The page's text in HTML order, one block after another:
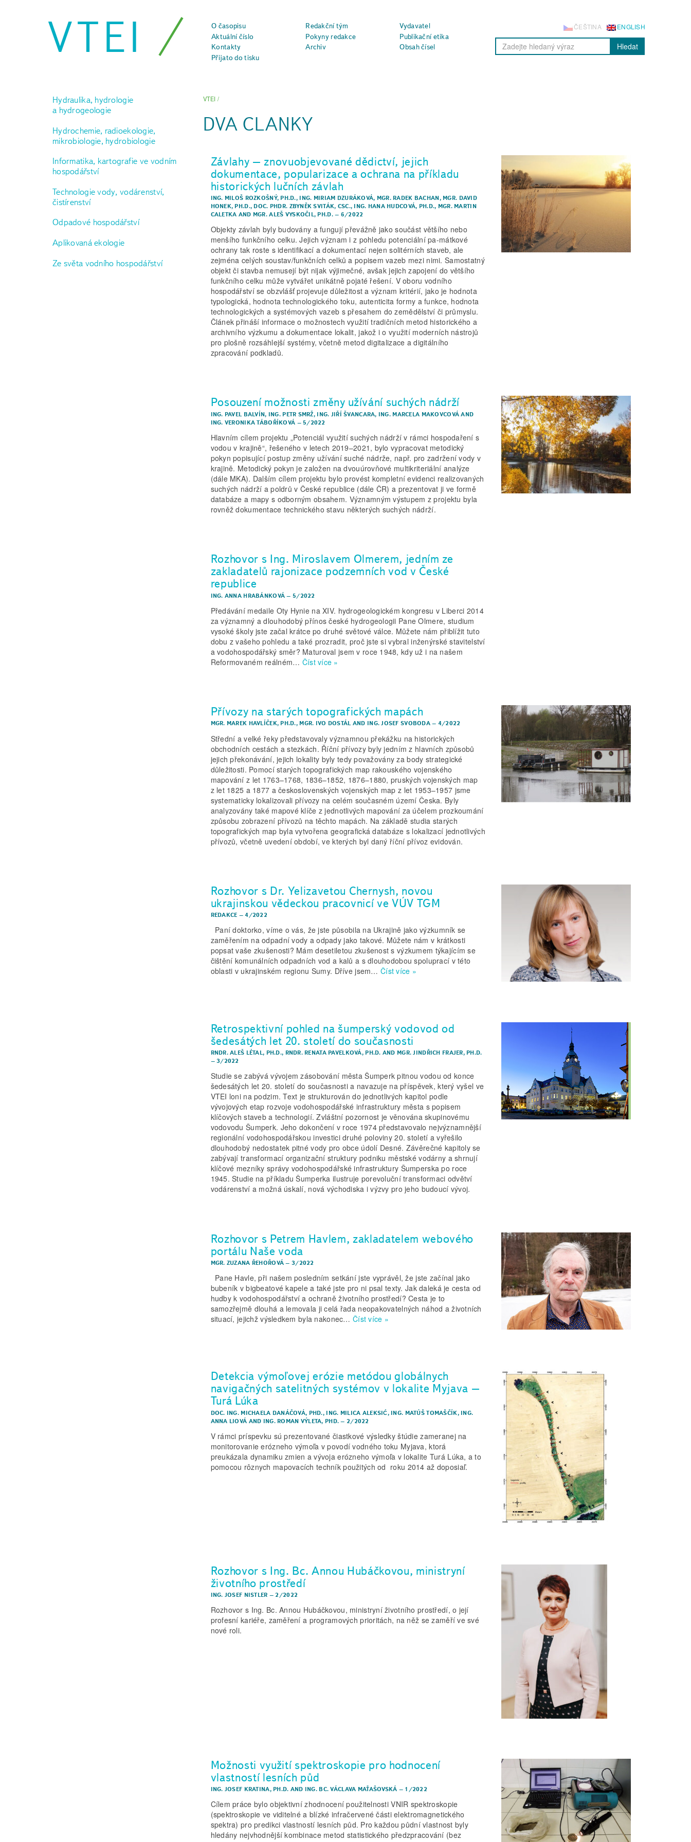
VTEI O časopisu Redakční tým
Vydavatel
Aktuální číslo
Pokyny redakce
Publikační etika
Kontakty
Archiv
Obsah čísel
Přijato do tisku
ENGLISH
ČEŠTINA
Hledat
Hydraulika, hydrologie
a hydrogeologie
Hydrochemie, radioekologie,
mikrobiologie, hydrobiologie
Informatika, kartografie ve vodním
hospodářství
Technologie vody, vodárenství,
čistírenství
Odpadové hospodářství
Aplikovaná ekologie
Ze světa vodního hospodářství
VTEI /
DVA CLANKY
Závlahy – znovuobjevované dědictví, jejich
dokumentace, popularizace a ochrana na příkladu
historických lučních závlah
ING. MILOŠ ROZKOŠNÝ, PH.D., ING. MIRIAM DZURÁKOVÁ, MGR. RADEK BACHAN, MGR. DAVID
HONEK, PH.D., DOC. PHDR. ZBYNĚK SVITÁK, CSC., ING. HANA HUDCOVÁ, PH.D., MGR. MARTIN
CALETKA AND MGR. ALEŠ VYSKOČIL, PH.D.– 6/2022
Objekty závlah byly budovány a fungují převážně jako součást většího nebo
menšího funkčního celku. Jejich význam i z pohledu potenciální pa-mátkové
ochrany tak roste s identifikací a dokumentací nejen solitérních staveb, ale
zejména celých soustav/funkčních celků a popisem vazeb mezi nimi. Samostatný
objekt či stavba nemusejí být nijak výjimečné, avšak jejich zapojení do většího
funkčního celku může vytvářet unikátně pojaté řešení. V oboru vodního
hospodářství se obzvlášť projevuje důležitost a význam kritérií, jako je hodnota
typologická, hodnota technologického toku, autenticita formy a funkce, hodnota
technologických a systémových vazeb s přesahem do zemědělství či průmyslu.
Článek přináší informace o možnostech využití tradičních metod historického a
archivního výzkumu a dokumentace lokalit, jakož i o využití moderních nástrojů
pro plošně rozsáhlejší systémy, včetně metod digitalizace a digitálního
zpracování podkladů.
Posouzení možnosti změny užívání suchých nádrží
ING. PAVEL BALVÍN, ING. PETR SMRŽ, ING. JIŘÍ ŠVANCARA, ING. MARCELA MAKOVCOVÁ AND
ING. VERONIKA TÁBOŘÍKOVÁ –5/2022
Hlavním cílem projektu „Potenciál využití suchých nádrží v rámci hospodaření s
vodou v krajině“, řešeného v letech 2019–2021, bylo vypracovat metodický
pokyn popisující postup změny užívání suché nádrže, např. pro zadržení vody v
krajině. Metodický pokyn je založen na dvouúrovňové multikriteriální analýze
(dále MKA). Dalším cílem projektu bylo provést kompletní evidenci realizovaných
suchých nádrží a poldrů v České republice (dále ČR) a prezentovat ji ve formě
databáze a mapy s odborným obsahem. Významným výstupem z projektu byla
rovněž dokumentace technického stavu některých suchých nádrží.
Rozhovor s Ing. Miroslavem Olmerem, jedním ze
zakladatelů rajonizace podzemních vod v České
republice
ING. ANNA HRABÁNKOVÁ – 5/2022
Předávání medaile Oty Hynie na XIV. hydrogeologickém kongresu v Liberci 2014
za významný a dlouhodobý přínos české hydrogeologii Pane Olmere, studium
vysoké školy jste začal krátce po druhé světové válce. Můžete nám přiblížit tuto
dobu z vašeho pohledu a také prozradit, proč jste si vybral inženýrské stavitelství
a vodohospodářský směr? Maturoval jsem v roce 1948, kdy už i na našem
Reformovaném reálném… Číst více »
Přívozy na starých topografických mapách
MGR. MAREK HAVLÍČEK, PH.D., MGR. IVO DOSTÁL AND ING. JOSEF SVOBODA – 4/2022
Střední a velké řeky představovaly významnou překážku na historických
obchodních cestách a stezkách. Říční přívozy byly jedním z hlavních způsobů
jejich překonávání, jejich lokality byly tedy považovány za body strategické
důležitosti. Pomocí starých topografických map rakouského vojenského
mapování z let 1763–1768, 1836–1852, 1876–1880, pruských vojenských map
z let 1825 a 1877 a československých vojenských map z let 1953–1957 jsme
systematicky lokalizovali přívozy na celém současném území Česka. Byly
analyzovány také mapové klíče z jednotlivých mapování za účelem prozkoumání
způsobu zobrazení přívozů na těchto mapách. Na základě studia starých
topografických map byla vytvořena geografická databáze s lokalizací jednotlivých
přívozů, včetně uvedení období, ve kterých byl daný říční přívoz evidován.
Rozhovor s Dr. Yelizavetou Chernysh, novou
ukrajinskou vědeckou pracovnicí ve VÚV TGM
REDAKCE –4/2022
Paní doktorko, víme o vás, že jste působila na Ukrajině jako výzkumník se
zaměřením na odpadní vody a odpady jako takové. Můžete nám v krátkosti
popsat vaše zkušenosti? Mám desetiletou zkušenost s výzkumem týkajícím se
čištění komunálních odpadních vod a kalů a s dlouhodobou spoluprací v této
oblasti v ukrajinském regionu Sumy. Dříve jsem… Číst více »
Retrospektivní pohled na šumperský vodovod od
šedesátých let 20. století do současnosti
RNDR. ALEŠ LÉTAL, PH.D., RNDR. RENATA PAVELKOVÁ, PH.D. AND MGR. JINDŘICH FRAJER, PH.D.
–3/2022
Studie se zabývá vývojem zásobování města Šumperk pitnou vodou od konce
šedesátých let 20. století do současnosti a navazuje na příspěvek, který vyšel ve
VTEI loni na podzim. Text je strukturován do jednotlivých kapitol podle
vývojových etap rozvoje vodohospodářské infrastruktury města s popisem
klíčových staveb a technologií. Zvláštní pozornost je věnována skupinovému
vodovodu Šumperk. Jeho dokončení v roce 1974 představovalo nejvýznamnější
regionální vodohospodářskou investici druhé poloviny 20. století a vyřešilo
dlouhodobý nedostatek pitné vody pro obce údolí Desné. Závěrečné kapitoly se
zabývají transformací organizační struktury podniku městské vodárny a shrnují
klíčové mezníky správy vodohospodářské infrastruktury Šumperska po roce
1945. Studie na příkladu Šumperka ilustruje porevoluční transformaci odvětví
vodárenství a možná úskalí, nová východiska i výzvy pro jeho budoucí vývoj.
Rozhovor s Petrem Havlem, zakladatelem webového
portálu Naše voda
MGR. ZUZANA ŘEHOŘOVÁ – 3/2022
Pane Havle, při našem posledním setkání jste vyprávěl, že jste začínal jako
bubeník v bigbeatové kapele a také jste pro ni psal texty. Jak daleká je cesta od
hudby k vodohospodářství a ochraně životního prostředí? Cesta je to
samozřejmě dlouhá a lemovala ji celá řada neopakovatelných náhod a životních
situací, jejichž výsledkem byla nakonec… Číst více »
Detekcia výmoľovej erózie metódou globálnych
navigačných satelitných systémov v lokalite Myjava –
Turá Lúka
DOC. ING. MICHAELA DANÁČOVÁ, PHD., ING. MILICA ALEKSIĆ, ING. MATÚŠ TOMAŠČÍK, ING.
ANNA LIOVÁ AND ING. ROMAN VÝLETA, PHD. –2/2022
V rámci príspevku sú prezentované čiastkové výsledky štúdie zameranej na
monitorovanie erózneho výmoľa v povodí vodného toku Myjava, ktorá
preukázala dynamiku zmien a vývoja erózneho výmoľa v lokalite Turá Lúka, a to
pomocou rôznych mapovacích techník použitých od roku 2014 až doposiaľ.
Rozhovor s Ing. Bc. Annou Hubáčkovou, ministryní
životního prostředí
ING. JOSEF NISTLER –2/2022
Rozhovor s Ing. Bc. Annou Hubáčkovou, ministryní životního prostředí, o její
profesní kariéře, zaměření a programových prioritách, na něž se zaměří ve své
nové roli.
Možnosti využití spektroskopie pro hodnocení
vlastností lesních půd
ING. JOSEF KRATINA, PH.D. AND ING. BC. VÁCLAVA MAŤAŠOVSKÁ – 1/2022
Cílem práce bylo objektivní zhodnocení použitelnosti VNIR spektroskopie
(spektroskopie ve viditelné a blízké infračervené části elektromagnetického
spektra) pro predikci vlastností lesních půd. Pro každou půdní vlastnost byly
hledány nejvhodnější kombinace metod statistického předzpracování (bez